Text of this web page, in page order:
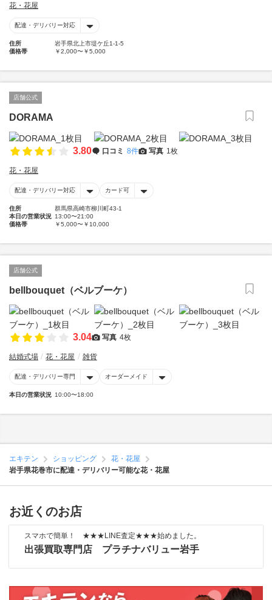
花・花屋
配達・デリバリー対応
住所
岩手県北上市堤ケ丘1-1-5
価格帯
￥2,000〜￥5,000
店舗公式
DORAMA
3.80 口コミ 8件 写真 1枚
花・花屋
配達・デリバリー対応 カード可
住所
群馬県高崎市柳川町43-1
本日の営業状況 13:00〜21:00
価格帯
￥5,000〜￥10,000
店舗公式
bellbouquet（ベルブーケ）
3.04 写真 4枚
結婚式場 花・花屋 雑貨
配達・デリバリー専門 オーダーメイド
本日の営業状況 10:00〜18:00
エキテン ショッピング
花・花屋
岩手県花巻市に配達・デリバリー可能な花・花屋
お近くのお店
スマホで簡単！ ★★★LINE査定★★★始めました。
出張買取専門店 プラチナバリュー岩手